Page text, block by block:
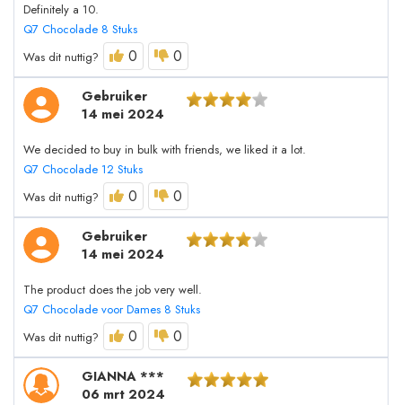
Definitely a 10.
Q7 Chocolade 8 Stuks
Was dit nuttig?
0 0
Gebruiker
14 mei 2024
We decided to buy in bulk with friends, we liked it a lot.
Q7 Chocolade 12 Stuks
Was dit nuttig?
0 0
Gebruiker
14 mei 2024
The product does the job very well.
Q7 Chocolade voor Dames 8 Stuks
Was dit nuttig?
0 0
GIANNA ***
06 mrt 2024